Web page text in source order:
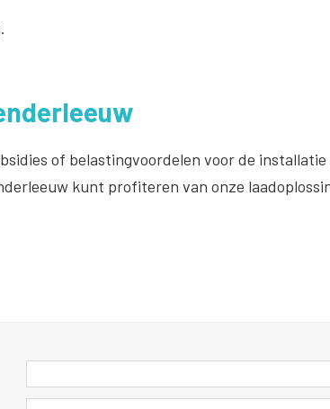
of belastingvoordelen voor de
kunt profiteren van onze